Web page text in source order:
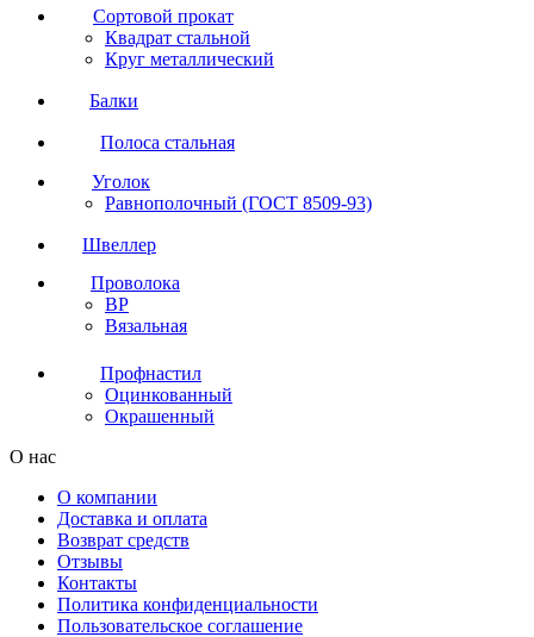
Сортовой прокат
Квадрат стальной
Круг металлический
Балки
Полоса стальная
Уголок
Равнополочный (ГОСТ 8509-93)
Швеллер
Проволока
ВР
Вязальная
Профнастил
Оцинкованный
Окрашенный
О нас
О компании
Доставка и оплата
Возврат средств
Отзывы
Контакты
Политика конфиденциальности
Пользовательское соглашение